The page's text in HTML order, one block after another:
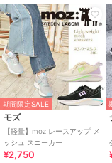
期間限定SALE
モズ
【軽量】moz レースアップ メ
ッシュ スニーカー
¥2,750